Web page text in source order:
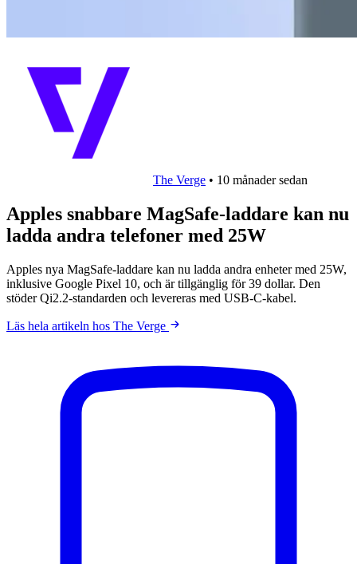
The Verge • 10 månader sedan
Apples snabbare MagSafe-laddare kan nu
ladda andra telefoner med 25W
Apples nya MagSafe-laddare kan nu ladda andra enheter med 25W,
inklusive Google Pixel 10, och är tillgänglig för 39 dollar. Den
stöder Qi2.2-standarden och levereras med USB-C-kabel.
Läs hela artikeln hos The Verge